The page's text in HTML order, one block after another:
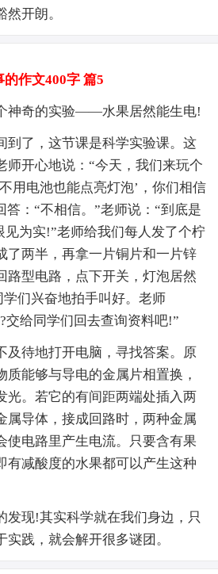
开朗。
的作文400字 篇5
神奇的实验——水果居然能生电!
到了，这节课是科学实验课。这
师开心地说：“今天，我们来玩个
用电池也能点亮灯泡’，你们相信
答：“不相信。”老师说：“到底是
见为实!”老师给我们每人发了个柠
了两半，再拿一片铜片和一片锌
路型电路，点下开关，灯泡居然
们兴奋地拍手叫好。老师
交给同学们回去查询资料吧!”
及待地打开电脑，寻找答案。原
质能够与导电的金属片相置换，
光。若它的有间距两端处插入两
属导体，接成回路时，两种金属
使电路里产生电流。只要含有果
有减酸度的水果都可以产生这种
发现!其实科学就在我们身边，只
践，就会解开很多谜团。